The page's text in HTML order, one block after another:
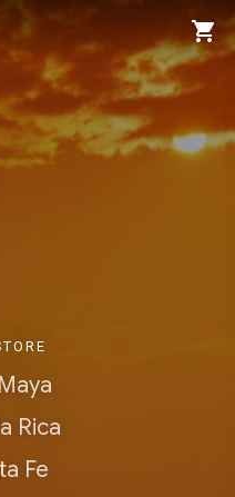
shopping_cart
Rica
Fe